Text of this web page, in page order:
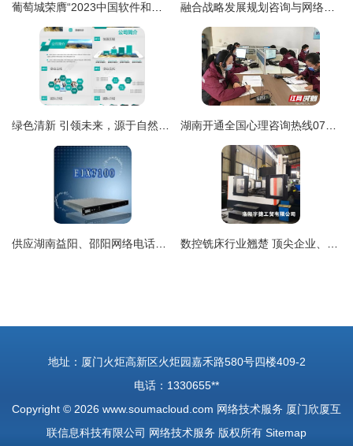
葡萄城荣膺“2023中国软件和信息服务业年度风云榜”十大领军企业 融合战略发展规划咨询与网络技术服务 构建数字化转型新引擎
绿色清新 引领未来，源于自然与创新的和谐 湖南开通全国心理咨询热线0731-12320，为心理健康保驾护航
供应湖南益阳、邵阳网络电话及设备 全天候通信解决方案 数控铣床行业翘楚 顶尖企业、核心产品与品牌服务全解析
地址：厦门火炬高新区火炬园嘉禾路580号四楼409-2
电话：1330655**
Copyright © 2026 www.soumacloud.com 网络技术服务 厦门欣厦互
联信息科技有限公司 网络技术服务 版权所有 Sitemap